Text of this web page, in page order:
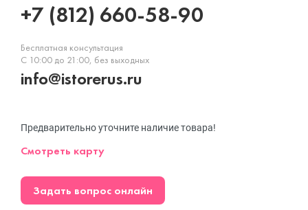
+7 (812) 660-58-90
Бесплатная консультация
С 10:00 до 21:00, без выходных
info@istorerus.ru
Предварительно уточните наличие товара!
Смотреть карту
Задать вопрос онлайн